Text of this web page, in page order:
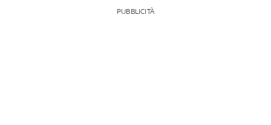
PUBBLICITÀ